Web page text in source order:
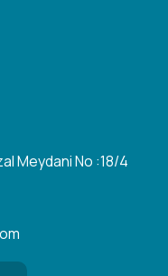
Meydani No :18/4